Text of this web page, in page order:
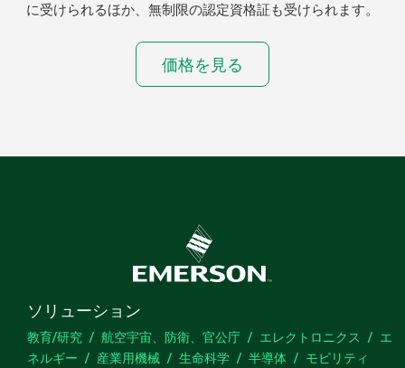
に受けられるほか、無制限の認定資格証も受けられます。
価格を見る
ソリューション
教育/研究 航空宇宙、防衛、官公庁 エレクトロニクス
エ
ネルギー
産業用機械 生命科学 半導体 モビリティ